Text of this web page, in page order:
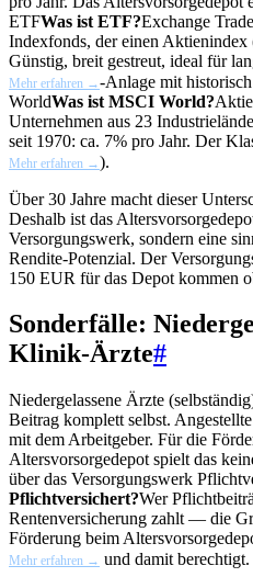
ETFWas ist ETF?Exchange
Indexfonds, der einen
Günstig, breit gestreut, ideal für
Mehr erfahren →-Anlage mit
WorldWas ist MSCI World?
Unternehmen aus 23
seit 1970: ca. 7% pro Jahr. Der
Mehr erfahren →).
Über 30 Jahre macht dieser
Deshalb ist das
Versorgungswerk, sondern eine
Rendite-Potenzial. Der
150 EUR für das Depot kommen
Sonderfälle:
Klinik-Ärzte#
Niedergelassene Ärzte
Beitrag komplett selbst.
mit dem Arbeitgeber. Für die
Altersvorsorgedepot spielt das
über das Versorgungswerk
Pflichtversichert?Wer
Rentenversicherung zahlt — die
Förderung beim
Mehr erfahren → und damit berechtigt.